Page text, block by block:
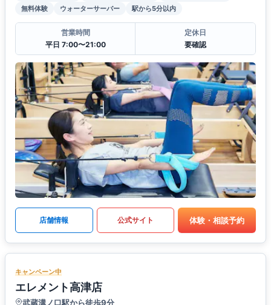
無料体験
ウォーターサーバー 駅から5分以内
営業時間
平日 7:00〜21:00
定休日
要確認
店舗情報 公式サイト 体験・相談予約
キャンペーン中
エレメント高津店
武蔵溝ノ口駅から徒歩9分